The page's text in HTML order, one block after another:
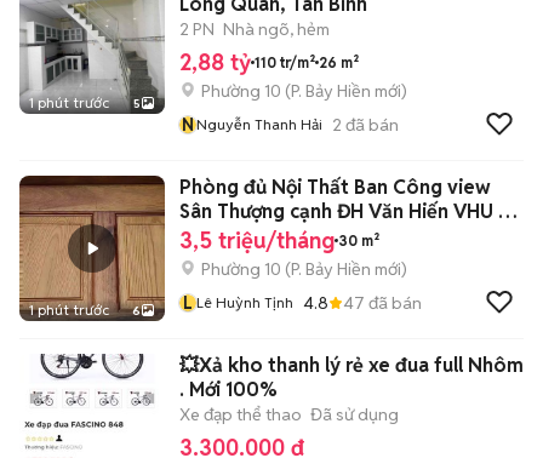
1 phút trước 5
2 PN Nhà ngõ, hẻm
2,88 tỷ 110 tr/m² 26 m²
Phường 10 (P. Bảy Hiền mới)
NNguyễn Thanh Hải 2 đã bán
1 phút trước 6
Phòng đủ Nội Thất Ban Công view
Sân Thượng cạnh ĐH Văn Hiến VHU 5
phút
3,5 triệu/tháng 30 m²
Phường 10 (P. Bảy Hiền mới)
L Lê Huỳnh Tịnh 4.8 47 đã bán
💥Xả kho thanh lý rẻ xe đua full Nhôm
. Mới 100%
Xe đạp thể thao Đã sử dụng
3.300.000 đ